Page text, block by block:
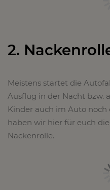
2.
Meistens startet die
Ausflug in der Nacht bzw.
Kinder auch im Auto noch
haben wir hier für euch
Nackenrolle.